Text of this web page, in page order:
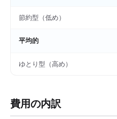
節約型（低め）
平均的
ゆとり型（高め）
費用の内訳